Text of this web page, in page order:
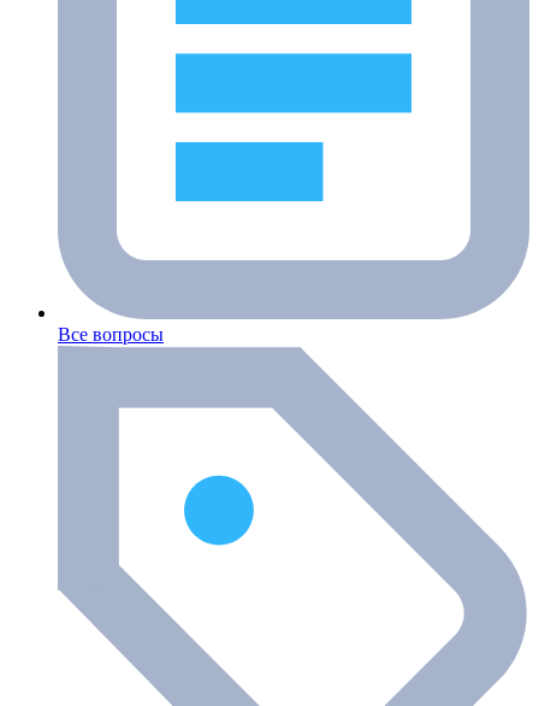
Все вопросы